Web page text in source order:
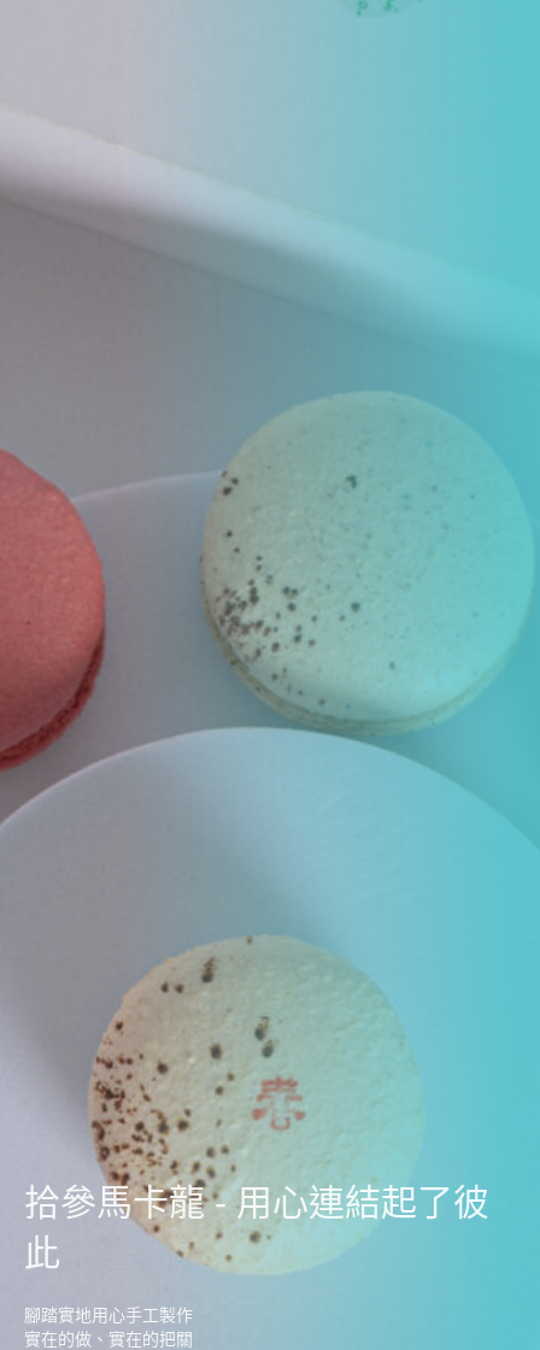
拾參馬卡龍 - 用心連結起了彼
此
腳踏實地用心手工製作
實在的做、實在的把關